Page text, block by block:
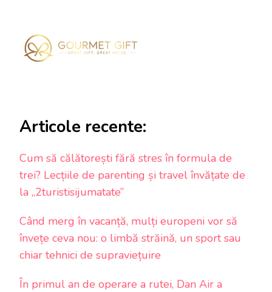
Articole recente:
Cum să călătorești fără stres în formula de
trei? Lecțiile de parenting și travel învățate de
la „2turistisijumatate”
Când merg în vacanță, mulți europeni vor să
învețe ceva nou: o limbă străină, un sport sau
chiar tehnici de supraviețuire
În primul an de operare a rutei, Dan Air a